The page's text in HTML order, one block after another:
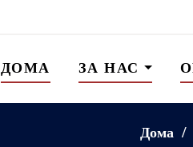
ДОМА ЗА НАС
Дома